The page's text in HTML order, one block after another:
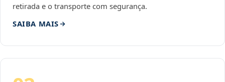
retirada e o transporte com segurança.
SAIBA MAIS